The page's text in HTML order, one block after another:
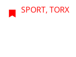
SPORT, TORX